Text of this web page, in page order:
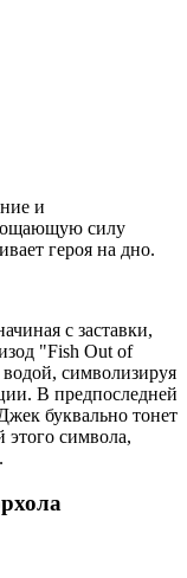
и
силу
героя на дно.
с заставки,
"Fish Out of
символизируя
В предпоследней
буквально тонет
этого символа,